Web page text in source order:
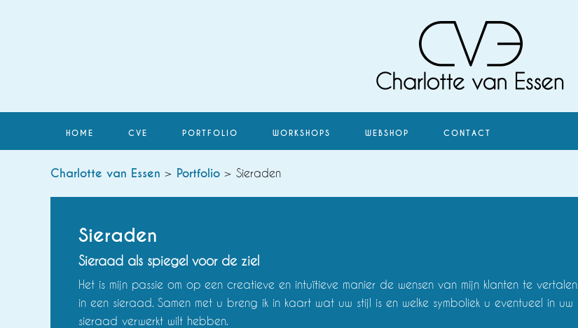
HOME CVE PORTFOLIO WORKSHOPS WEBSHOP CONTACT
Charlotte van Essen > Portfolio > Sieraden
Sieraden
Sieraad als spiegel voor de ziel
Het is mijn passie om op een creatieve en intuïtieve manier de wensen van mijn klanten te vertalen
in een sieraad. Samen met u breng ik in kaart wat uw stijl is en welke symboliek u eventueel in uw
sieraad verwerkt wilt hebben.